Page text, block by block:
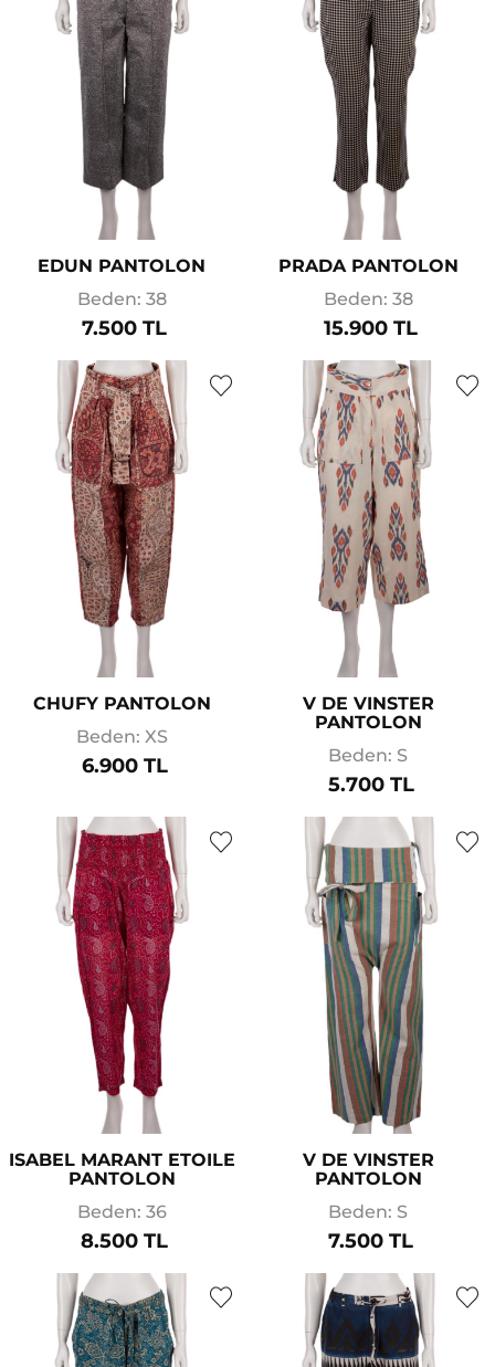
EDUN PANTOLON
Beden: 38
7.500 TL
PRADA PANTOLON
Beden: 38
15.900 TL
CHUFY PANTOLON
Beden: XS
6.900 TL
V DE VINSTER
PANTOLON
Beden: S
5.700 TL
ISABEL MARANT ETOILE
PANTOLON
Beden: 36
8.500 TL
V DE VINSTER
PANTOLON
Beden: S
7.500 TL